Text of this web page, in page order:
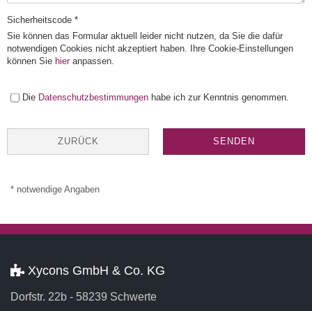
Sicherheitscode
Sie können das Formular aktuell leider nicht nutzen, da Sie die dafür
notwendigen Cookies nicht akzeptiert haben. Ihre Cookie-Einstellungen
können Sie hieranpassen.
DATENSCHUTZBESTIMMUNGEN
Die Datenschutzbestimmungen habe ich zur Kenntnis genommen.
ZURÜCK SENDEN
* notwendige Angaben
Xycons GmbH & Co. KG
Dorfstr. 22b - 58239 Schwerte